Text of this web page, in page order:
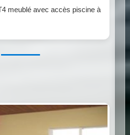
meublé avec accès piscine à